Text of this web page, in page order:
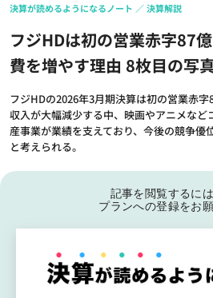
フジHDは初の営業赤字87
費を増やす理由 8枚目の写
フジHDの2026年3月期決算は初の営業赤
収入が大幅減少する中、映画やアニメな
産事業が業績を支えており、今後の競争優
と考えられる。
決算が読めるようになるノート 決算解説
記事を閲覧するに
プランへの登録をお